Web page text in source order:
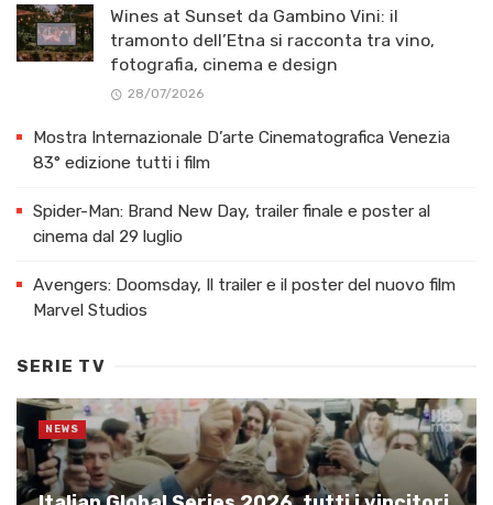
Wines at Sunset da Gambino Vini: il
tramonto dell’Etna si racconta tra vino,
fotografia, cinema e design
28/07/2026
Mostra Internazionale D’arte Cinematografica Venezia
83° edizione tutti i film
Spider-Man: Brand New Day, trailer finale e poster al
cinema dal 29 luglio
Avengers: Doomsday, Il trailer e il poster del nuovo film
Marvel Studios
SERIE TV
NEWS